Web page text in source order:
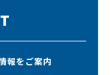
報をご案内